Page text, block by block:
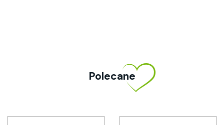
Polecane